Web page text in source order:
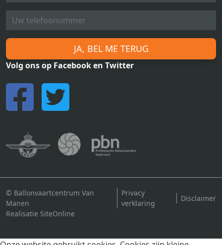
JA, BEL ME TERUG
Volg ons op Facebook en Twitter
© Ballonvaartcentrum Van
Manen
Privacy
verklaring
Disclaimer
Realisatie SiteOnline